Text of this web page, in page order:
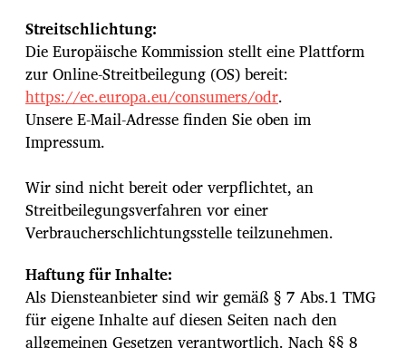
Streitschlichtung:
Die Europäische Kommission stellt eine Plattform
zur Online-Streitbeilegung (OS) bereit:
https://ec.europa.eu/consumers/odr.
Unsere E-Mail-Adresse finden Sie oben im
Impressum.
Wir sind nicht bereit oder verpflichtet, an
Streitbeilegungsverfahren vor einer
Verbraucherschlichtungsstelle teilzunehmen.
Haftung für Inhalte:
Als Diensteanbieter sind wir gemäß § 7 Abs.1 TMG
für eigene Inhalte auf diesen Seiten nach den
allgemeinen Gesetzen verantwortlich. Nach §§ 8